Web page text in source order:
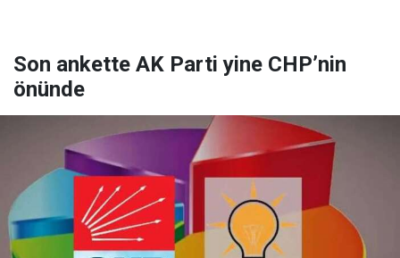
Son ankette AK Parti yine CHP’nin
önünde